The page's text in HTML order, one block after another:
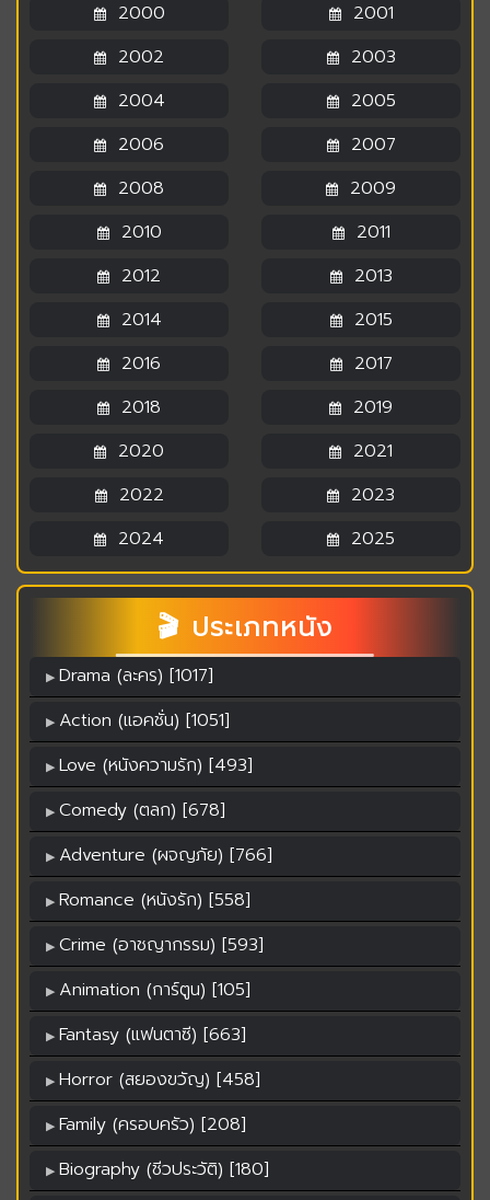
2000
2001
2002
2003
2004
2005
2006
2007
2008
2009
2010
2011
2012
2013
2014
2015
2016
2017
2018
2019
2020
2021
2022
2023
2024
2025
🎬 ประเภทหนัง
Drama (ละคร) [1017]
Action (แอคชั่น) [1051]
Love (หนังความรัก) [493]
Comedy (ตลก) [678]
Adventure (ผจญภัย) [766]
Romance (หนังรัก) [558]
Crime (อาชญากรรม) [593]
Animation (การ์ตูน) [105]
Fantasy (แฟนตาซี) [663]
Horror (สยองขวัญ) [458]
Family (ครอบครัว) [208]
Biography (ชีวประวัติ) [180]